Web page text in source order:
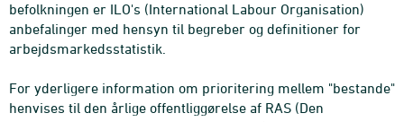
befolkningen er ILO's (International Labour Organisation)
anbefalinger med hensyn til begreber og definitioner for
arbejdsmarkedsstatistik.
For yderligere information om prioritering mellem "bestande"
henvises til den årlige offentliggørelse af RAS (Den